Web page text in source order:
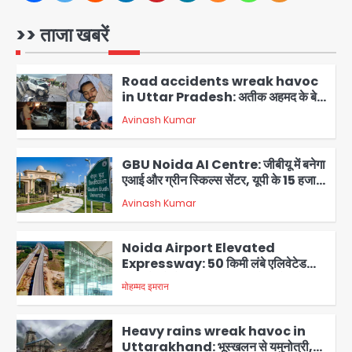
>> ताजा खबरें
2
Road accidents wreak havoc
in Uttar Pradesh: अतीक अहमद के बेटे
अबान की मौत, हमीरपुर में बस-टैंकर भिड़ंत में
तीन की जान गई
Avinash Kumar
3
GBU Noida AI Centre: जीबीयू में बनेगा
एआई और ग्रीन स्किल्स सेंटर, यूपी के 15 हजार
युवाओं को मिलेगा फ्री ट्रेनिंग
Avinash Kumar
4
Noida Airport Elevated
Expressway: 50 किमी लंबे एलिवेटेड
एक्सप्रेसवे से दिल्ली-हरियाणा से सीधे जुड़ेगा
नोएडा एयरपोर्ट, 4000 करोड़ रुपये की लागत
से बनेगा 6-लेन एक्सप्रेसवे
मोहम्मद इमरान
Heavy rains wreak havoc in
Uttarakhand: भूस्खलन से यमुनोत्री,